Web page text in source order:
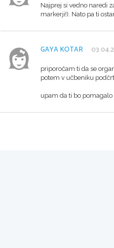
Najprej si vedno naredi
markerji!). Nato pa ti
GAYA KOTAR
priporočam ti da se
potem v učbeniku
upam da ti bo